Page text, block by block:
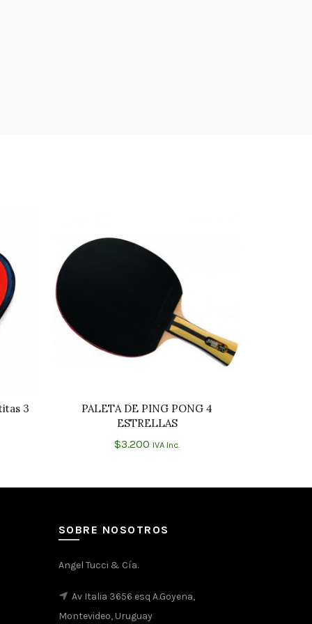
3
AÑADIR AL CARRITO
PALETA DE PING PONG 4
ESTRELLAS
$3.200 IVA Inc.
SOBRE NOSOTROS
Angel Tucci & Cía.
Av Italia 3656 esq A.Goyena,
Montevideo, Uruguay